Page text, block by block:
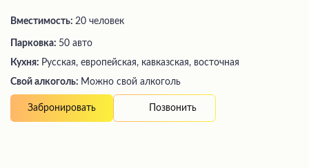
Вместимость: 20 человек
Парковка: 50 авто
Кухня: Русская, европейская, кавказская, восточная
Свой алкоголь: Можно свой алкоголь
Забронировать Позвонить